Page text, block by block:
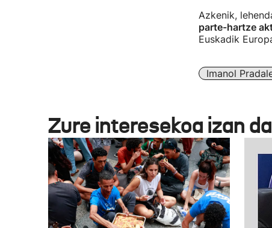
Azkenik,
parte-hartze
Euskadik
Imanol
Zure interesekoa izan